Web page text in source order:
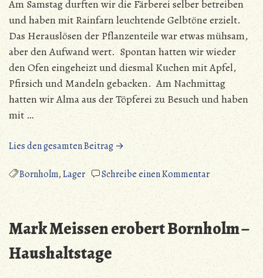
Am Samstag durften wir die Färberei selber betreiben
und haben mit Rainfarn leuchtende Gelbtöne erzielt.
Das Herauslösen der Pflanzenteile war etwas mühsam,
aber den Aufwand wert. Spontan hatten wir wieder
den Ofen eingeheizt und diesmal Kuchen mit Apfel,
Pfirsich und Mandeln gebacken. Am Nachmittag
hatten wir Alma aus der Töpferei zu Besuch und haben
mit …
Lies den gesamten Beitrag →„Mark
Meissen
erobert
Bornholm
–
Färbereien
und
Tanzkaffee“
Bornholm,Lager Schreibe einen Kommentarzu
Mark
Meissen
erobert
Bornholm
–
Färbereien
und
Mark Meissen erobert Bornholm –
Haushaltstage